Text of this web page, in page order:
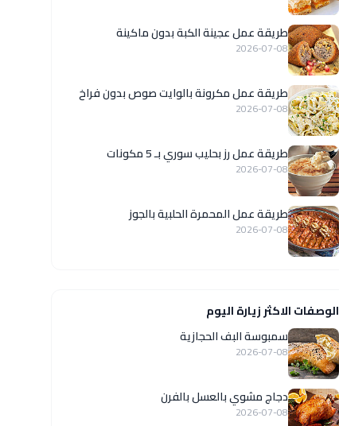
طريقة عمل عجينة الكبة بدون ماكينة
2026-07-08
طريقة عمل مكرونة بالوايت صوص بدون فراخ
2026-07-08
طريقة عمل رز بحليب سوري بـ 5 مكونات
2026-07-08
طريقة عمل المحمرة الحلبية بالجوز
2026-07-08
الوصفات الاكثر زيارة اليوم
سمبوسة البف الحجازية
2026-07-08
دجاج مشوي بالعسل بالفرن
2026-07-08